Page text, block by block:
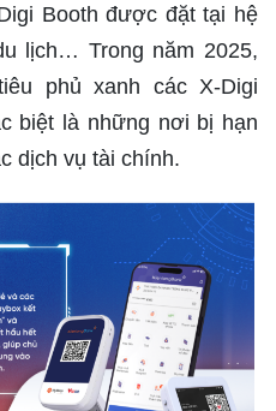
Booth được đặt tại hệ
lịch… Trong năm 2025,
phủ xanh các X-Digi
biệt là những nơi bị hạn
dịch vụ tài chính.